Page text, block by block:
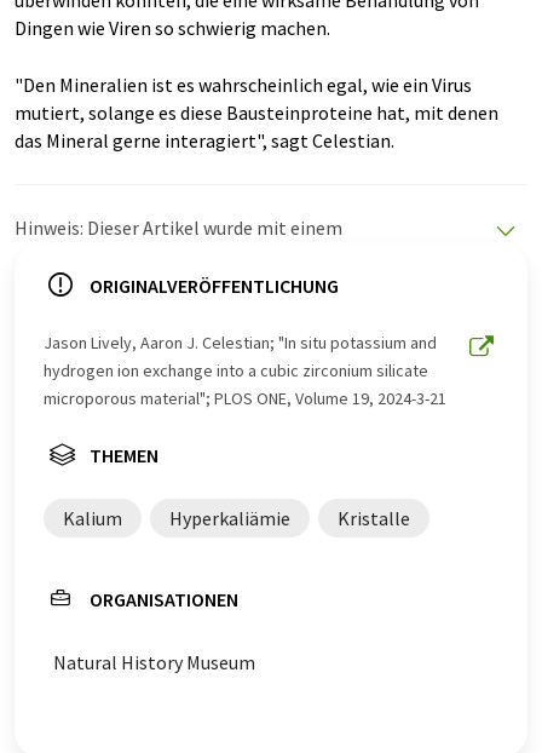
Dingen wie Viren so schwierig machen.
"Den Mineralien ist es wahrscheinlich egal, wie ein Virus
mutiert, solange es diese Bausteinproteine hat, mit denen
das Mineral gerne interagiert", sagt Celestian.
Hinweis: Dieser Artikel wurde mit einem
LUMITOS bietet diese automatischen Übersetzungen
Nachrichten zu präsentieren. Da dieser Artikel mit
automatischer Übersetzung übersetzt wurde, ist es
möglich, dass er Fehler im Vokabular, in der Syntax oder
Englisch finden Sie
ORIGINALVERÖFFENTLICHUNG
Jason Lively, Aaron J. Celestian; "In situ potassium and
hydrogen ion exchange into a cubic zirconium silicate
microporous material"; PLOS ONE, Volume 19, 2024-3-21
THEMEN
Kalium Hyperkaliämie Kristalle
ORGANISATIONEN
Natural History Museum